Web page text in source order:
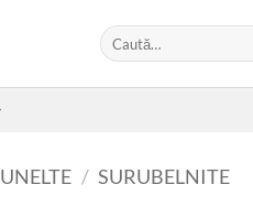
Caută
după:
UNELTE / SURUBELNITE